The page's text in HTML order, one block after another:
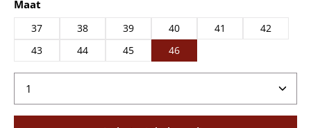
Selecteer
Maat
37 38 39 40 41
42
43
44 45 46
Producthoeveelheid: Voer de gewenste